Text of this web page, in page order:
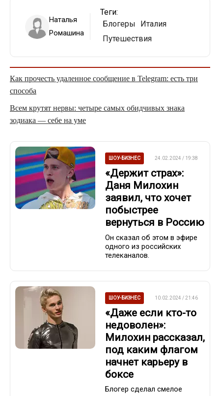
Наталья
Ромашина
Теги:
Блогеры
Италия
Путешествия
Как прочесть удаленное сообщение в Telegram: есть три
способа
Всем крутят нервы: четыре самых обидчивых знака
зодиака — себе на уме
ШОУ-БИЗНЕС 24.02.2024 / 19:38
«Держит страх»:
Даня Милохин
заявил, что хочет
побыстрее
вернуться в Россию
Он сказал об этом в эфире
одного из российских
телеканалов.
ШОУ-БИЗНЕС 10.02.2024 / 21:46
«Даже если кто-то
недоволен»:
Милохин рассказал,
под каким флагом
начнет карьеру в
боксе
Блогер сделал смелое